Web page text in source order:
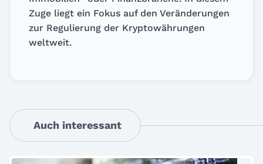
Zuge liegt ein Fokus auf den Veränderungen
zur Regulierung der Kryptowährungen
weltweit.
Auch interessant